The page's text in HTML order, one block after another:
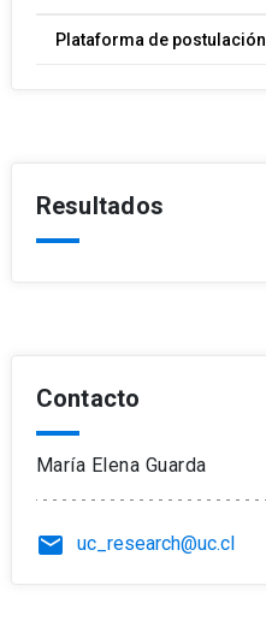
Plataforma de postulación
Resultados
Contacto
María Elena Guarda
email uc_research@uc.cl